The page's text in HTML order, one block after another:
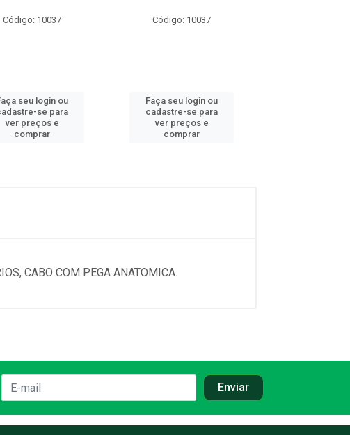
Código: 10037
seu login ou
se para
ver preços e
comprar
Código: 10037
Faça seu login ou
cadastre-se para
ver preços e
comprar
CABO COM PEGA ANATOMICA.